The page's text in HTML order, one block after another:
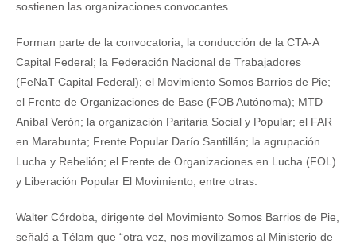
sostienen las organizaciones convocantes.
Forman parte de la convocatoria, la conducción de la CTA-A
Capital Federal; la Federación Nacional de Trabajadores
(FeNaT Capital Federal); el Movimiento Somos Barrios de Pie;
el Frente de Organizaciones de Base (FOB Autónoma); MTD
Aníbal Verón; la organización Paritaria Social y Popular; el FAR
en Marabunta; Frente Popular Darío Santillán; la agrupación
Lucha y Rebelión; el Frente de Organizaciones en Lucha (FOL)
y Liberación Popular El Movimiento, entre otras.
Walter Córdoba, dirigente del Movimiento Somos Barrios de Pie,
señaló a Télam que “otra vez, nos movilizamos al Ministerio de